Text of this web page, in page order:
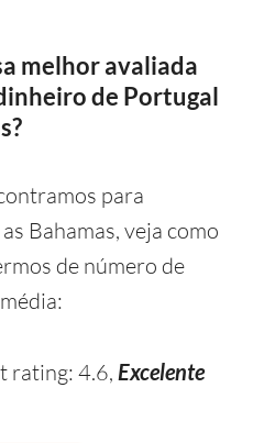
melhor avaliada
de Portugal
para
Bahamas, veja como
de número de
rating: 4.6, Excelente